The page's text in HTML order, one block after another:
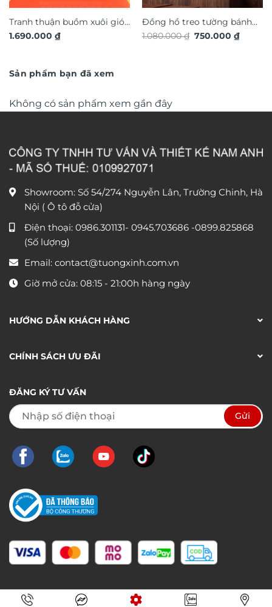
Tranh thuận buồm xuôi gió
quà tặng cao cấp TDV19
1.690.000 ₫
Đồng hồ treo tường bánh
răng chuyển động trang trí
1.080.000₫ Giá
750.000₫Giá
Sản phẩm bạn đã xem
Không có sản phẩm xem gần đây
Showroom: Số 54/274 Nguyễn Lân, Trường Chinh, Hà
Nội ( Ô tô đỗ cửa)
Điện thoại: 0986.301131- 0945.703686 -0899.825868
(Số lượng)
Email: contact@tuongxinh.com.vn
Giờ mở cửa: 08:15 - 21:00h hàng ngày
HƯỚNG DẪN KHÁCH HÀNG
CHÍNH SÁCH ƯU ĐÃI
ĐĂNG KÝ TƯ VẤN